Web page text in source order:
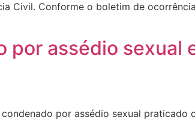
Civil. Conforme o boletim de
por assédio sexual
por assédio sexual praticado